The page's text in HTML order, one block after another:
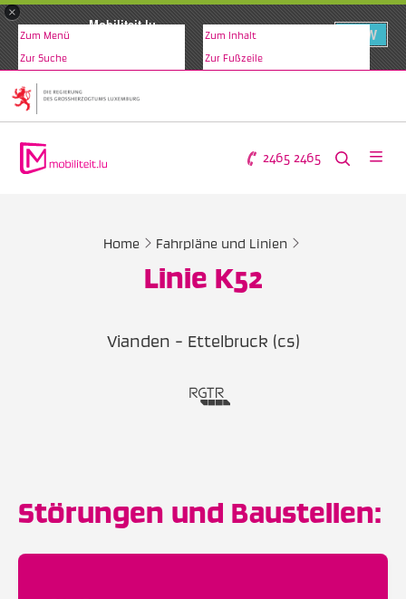
×
Mobiliteit.lu
VIEW
Zum Menü Zum Inhalt
Zur Suche Zur Fußzeile
2465 2465
Home Fahrpläne und Linien
Linie K52
Vianden - Ettelbruck (cs)
Störungen und Baustellen: